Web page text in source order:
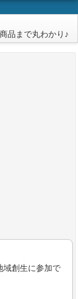
品まで丸わかり♪
域創生に参加で